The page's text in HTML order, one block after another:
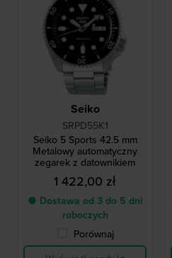
Seiko
SRPD55K1
Seiko 5 Sports 42.5 mm
Metalowy automatyczny
zegarek z datownikiem
1 422,00 zł
● Dostawa od 3 do 5 dni
roboczych
Porównaj